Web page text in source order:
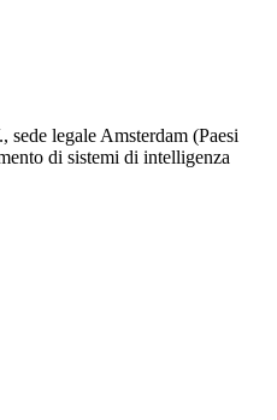
legale Amsterdam (Paesi
di sistemi di intelligenza